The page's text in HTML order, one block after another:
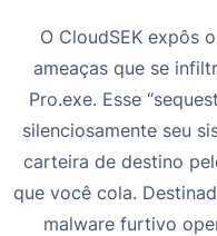
O CloudSEK expôs
ameaças que se
Pro.exe. Esse
silenciosamente seu
carteira de destino
que você cola.
malware furtivo